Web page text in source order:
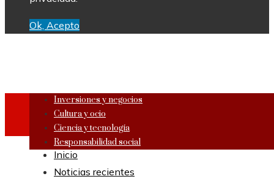
Ok, Acepto
Inversiones y negocios
Cultura y ocio
Ciencia y tecnología
Responsabilidad social
Inicio
Noticias recientes